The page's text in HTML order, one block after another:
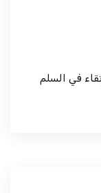
في السلم